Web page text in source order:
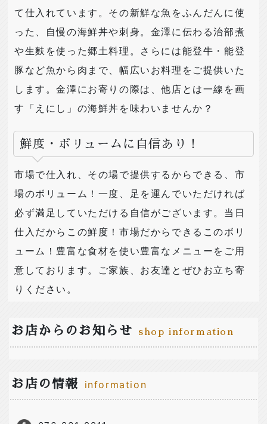
て仕入れています。その新鮮な魚をふんだんに使
った、自慢の海鮮丼や刺身。金澤に伝わる治部煮
や生麩を使った郷土料理。さらには能登牛・能登
豚など魚から肉まで、幅広いお料理をご提供いた
します。金澤にお寄りの際は、他店とは一線を画
す「えにし」の海鮮丼を味わいませんか？
鮮度・ボリュームに自信あり！
市場で仕入れ、その場で提供するからできる、市
場のボリューム！一度、足を運んでいただければ
必ず満足していただける自信がございます。当日
仕入だからこの鮮度！市場だからできるこのボリ
ューム！豊富な食材を使い豊富なメニューをご用
意しております。ご家族、お友達とぜひお立ち寄
りください。
お店からのお知らせ shop information
お店の情報 information